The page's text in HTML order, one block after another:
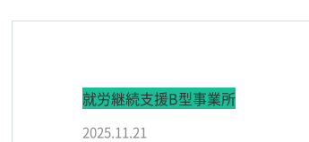
就労継続支援B型事業所
2025.11.21